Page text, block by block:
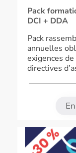
Pack
DCI + DDA
Pack
annuelles
exigences de
directives